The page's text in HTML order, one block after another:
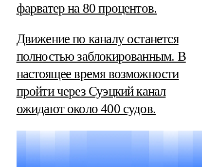
фарватер на 80 процентов.
Движение по каналу останется
полностью заблокированным. В
настоящее время возможности
пройти через Суэцкий канал
ожидают около 400 судов.